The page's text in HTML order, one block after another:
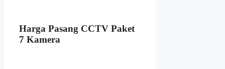
Harga Pasang CCTV Paket
7 Kamera